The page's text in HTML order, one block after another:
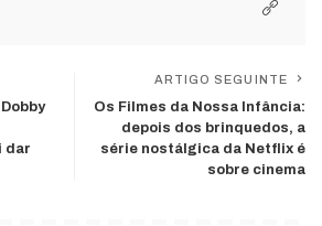
dar
ARTIGO SEGUINTE
Os Filmes da Nossa Infância:
depois dos brinquedos, a
série nostálgica da Netflix é
sobre cinema